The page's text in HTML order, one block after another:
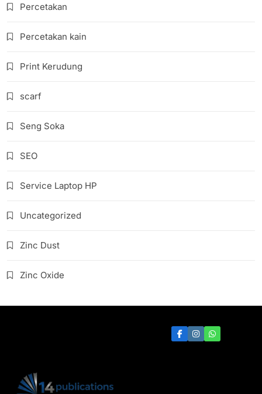
Percetakan
Percetakan kain
Print Kerudung
scarf
Seng Soka
SEO
Service Laptop HP
Uncategorized
Zinc Dust
Zinc Oxide